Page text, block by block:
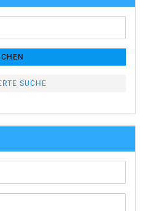
SUCHE